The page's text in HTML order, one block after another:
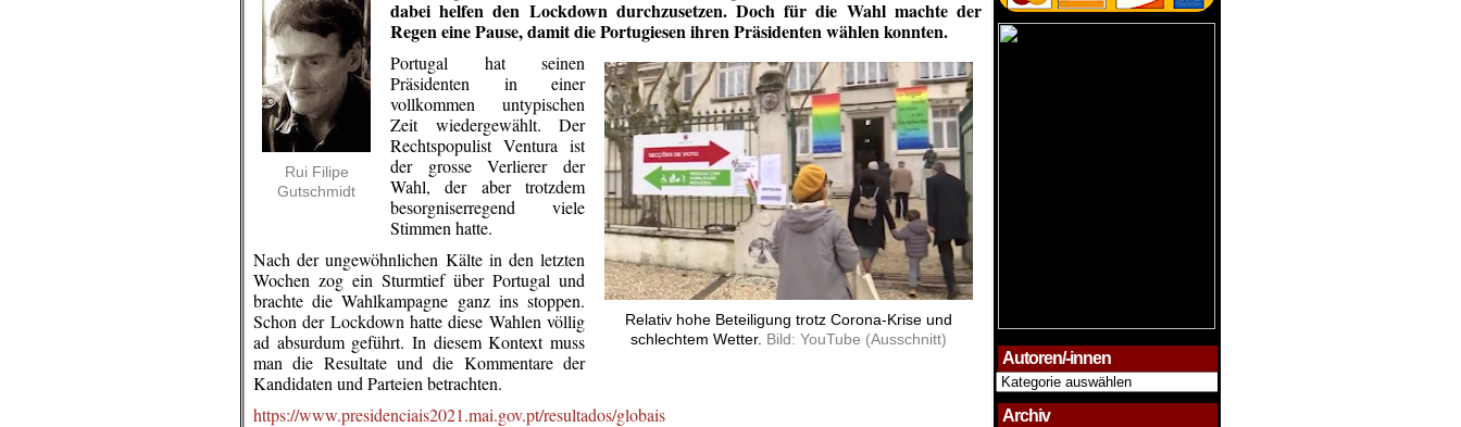
Rui Filipe
Gutschmidt
dabei helfen den Lockdown durchzusetzen. Doch für die Wahl machte der
Regen eine Pause, damit die Portugiesen ihren Präsidenten wählen konnten.
Relativ hohe Beteiligung trotz Corona-Krise und
schlechtem Wetter. Bild: YouTube (Ausschnitt)
Portugal hat seinen
Präsidenten in einer
vollkommen untypischen
Zeit wiedergewählt. Der
Rechtspopulist Ventura ist
der grosse Verlierer der
Wahl, der aber trotzdem
besorgniserregend viele
Stimmen hatte.
Nach der ungewöhnlichen Kälte in den letzten
Wochen zog ein Sturmtief über Portugal und
brachte die Wahlkampagne ganz ins stoppen.
Schon der Lockdown hatte diese Wahlen völlig
ad absurdum geführt. In diesem Kontext muss
man die Resultate und die Kommentare der
Kandidaten und Parteien betrachten.
https://www.presidenciais2021.mai.gov.pt/resultados/globais
Autoren/-innen
Autoren/-
innen
Archiv